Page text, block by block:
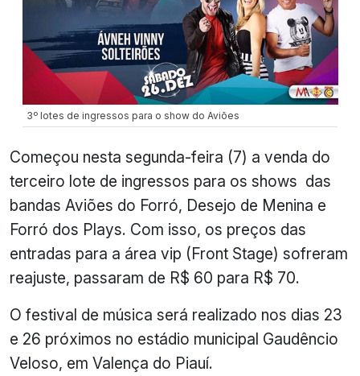
3º lotes de ingressos para o show do Aviões
Começou nesta segunda-feira (7) a venda do
terceiro lote de ingressos para os shows das
bandas Aviões do Forró, Desejo de Menina e
Forró dos Plays. Com isso, os preços das
entradas para a área vip (Front Stage) sofreram
reajuste, passaram de R$ 60 para R$ 70.
O festival de música será realizado nos dias 23
e 26 próximos no estádio municipal Gaudêncio
Veloso, em Valença do Piauí.